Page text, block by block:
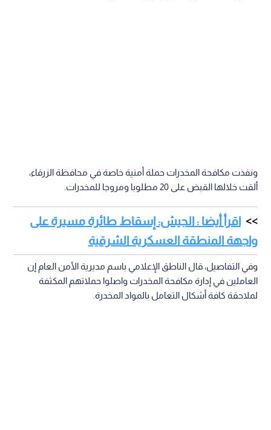
ونفذت مكافحة المخدرات حملة أمنية خاصة في محافظة الزرقاء،
ألقت خلالها القبض على 20 مطلوبا ومروجا للمخدرات.
اقرأ أيضا : الجيش: إسقاط طائرة مسيرة على
واجهة المنطقة العسكرية الشرقية
وفي التفاصيل، قال الناطق الإعلامي باسم مديرية الأمن العام إن
العاملين في إدارة مكافحة المخدرات واصلوا حملاتهم المكثفة
لملاحقة كافة أشكال التعامل بالمواد المخدرة.